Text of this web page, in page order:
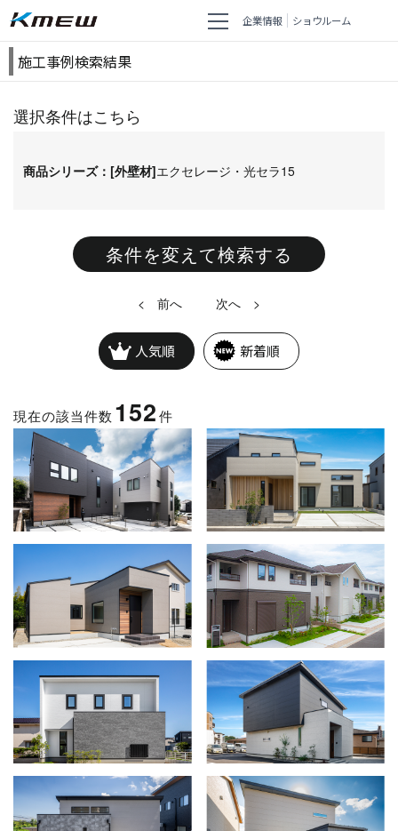
企業情報 ショウルーム
施工事例検索結果
選択条件はこちら
商品シリーズ：[外壁材]エクセレージ・光セラ15
条件を変えて検索する
< >
人気順 新着順
現在の該当件数 152件